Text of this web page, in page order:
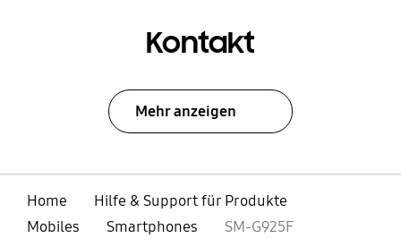
Kontakt
Mehr anzeigen
Home
Hilfe & Support für Produkte
Mobiles
Smartphones SM-G925F